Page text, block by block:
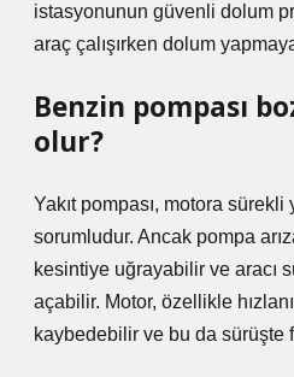
istasyonunun güvenli dolum
araç çalışırken dolum
Benzin pompası
olur?
Yakıt pompası, motora sürekli
sorumludur. Ancak pompa
kesintiye uğrayabilir ve aracı
açabilir. Motor, özellikle
kaybedebilir ve bu da sürüşte